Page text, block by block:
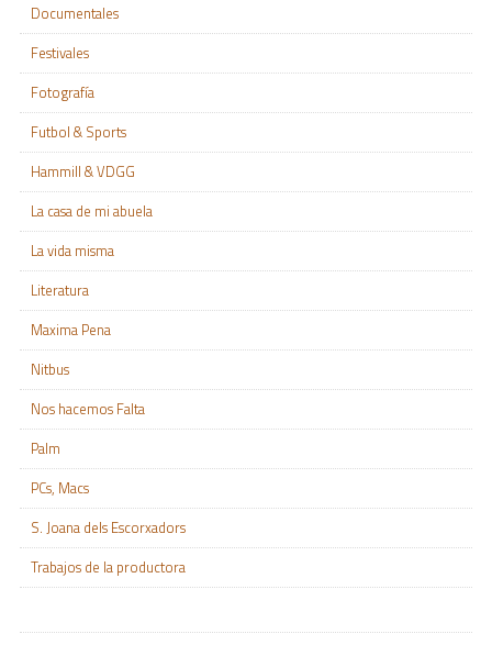
Documentales
Festivales
Fotografía
Futbol & Sports
Hammill & VDGG
La casa de mi abuela
La vida misma
Literatura
Maxima Pena
Nitbus
Nos hacemos Falta
Palm
PCs, Macs
S. Joana dels Escorxadors
Trabajos de la productora